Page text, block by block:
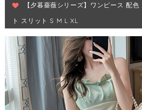
【夕暮薔薇シリーズ】ワンピース 配
ト スリット S M L XL